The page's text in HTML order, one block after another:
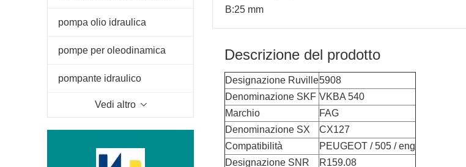
pompa olio idraulica
pompe per oleodinamica
pompante idraulico
Vedi altro
B:25 mm
Descrizione del prodotto
Designazione Ruville5908
Denominazione SKF VKBA 540
Marchio
FAG
Denominazione SX
CX127
Compatibilità
PEUGEOT / 505 / eng
Designazione SNR
R159.08